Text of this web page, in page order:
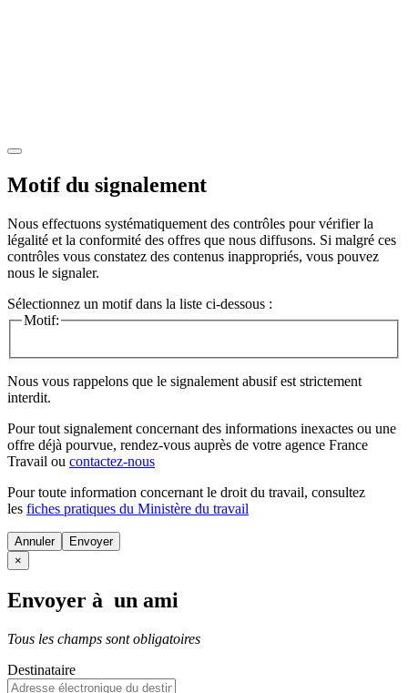
Motif du signalement
Nous effectuons systématiquement des contrôles pour vérifier la
légalité et la conformité des offres que nous diffusons. Si malgré ces
contrôles vous constatez des contenus inappropriés, vous pouvez
nous le signaler.
Sélectionnez un motif dans la liste ci-dessous :
Motif:
Nous vous rappelons que le signalement abusif est strictement
interdit.
Pour tout signalement concernant des informations inexactes ou une
offre déjà pourvue, rendez-vous auprès de votre agence France
Travail ou contactez-nous
Pour toute information concernant le droit du travail, consultez
les fiches pratiques du Ministère du travail
Annuler
×
Envoyer à un ami
Tous les champs sont obligatoires
Destinataire